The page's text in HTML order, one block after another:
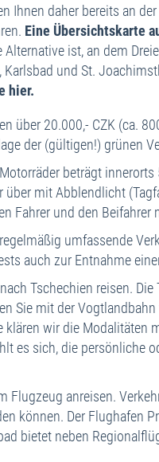
Ihnen daher bereits an
Eine Übersichtskarte
ist, an dem
und St.
hier.
über 20.000,- CZK (ca.
der (gültigen!) grünen
beträgt
mit Abblendlicht
Fahrer und den
umfassende
auch zur Entnahme
Tschechien reisen.
Sie mit der
klären wir die
es sich, die persönliche
Flugzeug anreisen.
können. Der Flughafen
bietet neben